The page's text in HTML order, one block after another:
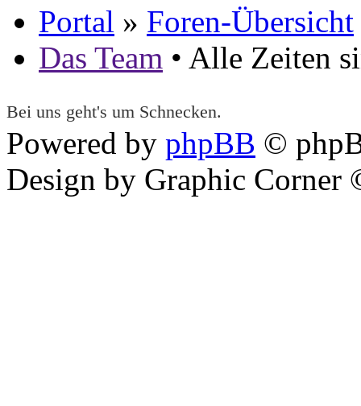
Portal » Foren-Übersicht
Das Team • Alle Zeiten
Bei uns geht's um Schnecken.
Powered by phpBB ©
Design by Graphic Corner